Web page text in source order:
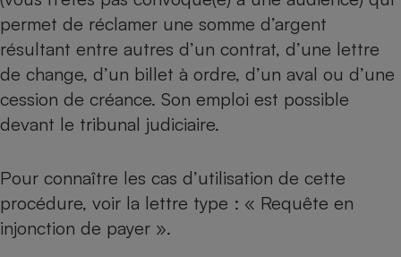
permet de réclamer une somme d’argent
résultant entre autres d’un contrat, d’une lettre
de change, d’un billet à ordre, d’un aval ou d’une
cession de créance. Son emploi est possible
devant le tribunal judiciaire.
Pour connaître les cas d’utilisation de cette
procédure, voir la lettre type : « Requête en
injonction de payer ».